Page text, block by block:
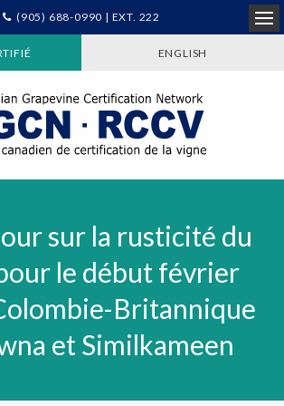
(905) 688-0990 | EXT. 222
ENGLISH
sur la rusticité du
le début février
Britannique
et Similkameen